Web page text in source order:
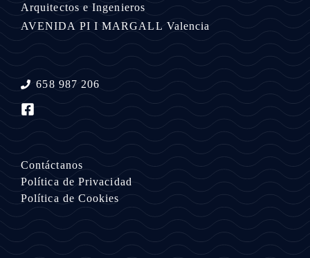
Arquitectos e Ingenieros
AVENIDA PI I MARGALL Valencia
658 987 206
Contáctanos
Política de Privacidad
Política de Cookies